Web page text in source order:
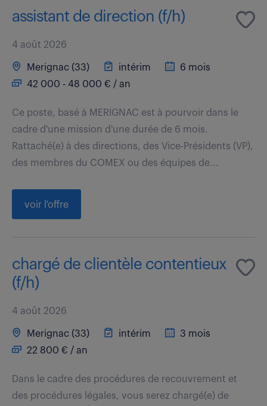
assistant de direction (f/h)
4 août 2026
Merignac (33) intérim
6 mois
42 000 - 48 000 € / an
Ce poste, basé à MERIGNAC est à pourvoir dans le
cadre d'une mission d'une durée de 6 mois.
Rattaché(e) à des directions, des Vice-Présidents (VP),
des membres du COMEX ou des équipes de...
voir l'offre
chargé de clientèle contentieux
(f/h)
4 août 2026
Merignac (33) intérim
3 mois
22 800 € / an
Dans le cadre des procédures de recouvrement et
des procédures légales, vous serez chargé(e) de